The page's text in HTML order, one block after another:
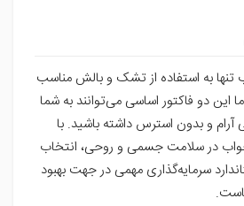
تنها به استفاده از تشک و بالش مناسب
این دو فاکتور اساسی می‌توانند به شما
آرام و بدون استرس داشته باشید. با
در سلامت جسمی و روحی، انتخاب
سرمایه‌گذاری مهمی در جهت بهبود